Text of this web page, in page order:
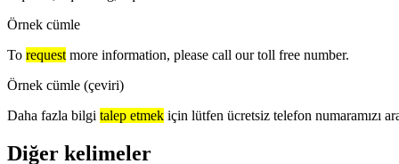
Örnek cümle
To request more information, please call our toll free number.
Örnek cümle (çeviri)
Daha fazla bilgi talep etmek için lütfen ücretsiz telefon numaramızı
Diğer kelimeler